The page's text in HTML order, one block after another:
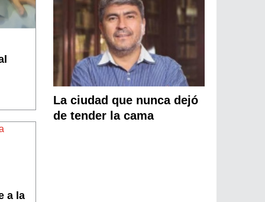
a la
La ciudad que nunca dejó
de tender la cama